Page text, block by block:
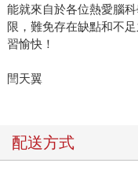
能就來自於各位熱愛腦
限，難免存在缺點和不
習愉快！
閆天翼
配送方式